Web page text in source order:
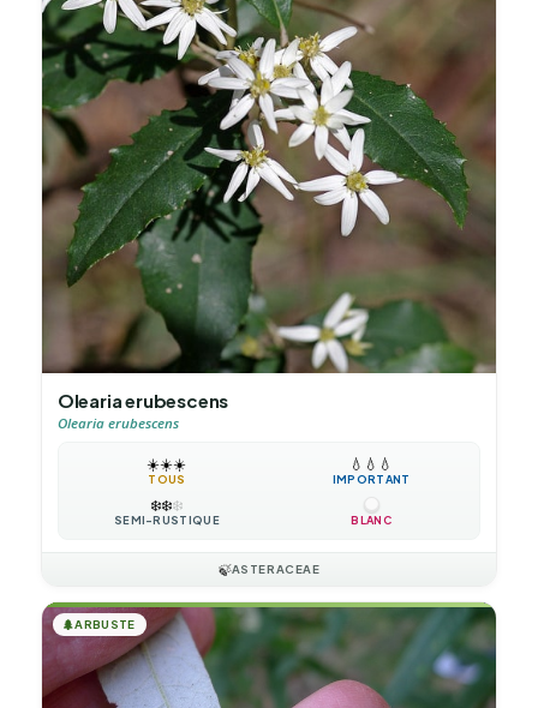
Olearia erubescens
Olearia erubescens
☀️☀️☀️
TOUS
💧 💧 💧
IMPORTANT
❄️❄️❄️
SEMI-RUSTIQUE BLANC
🍃ASTERACEAE
🌲ARBUSTE